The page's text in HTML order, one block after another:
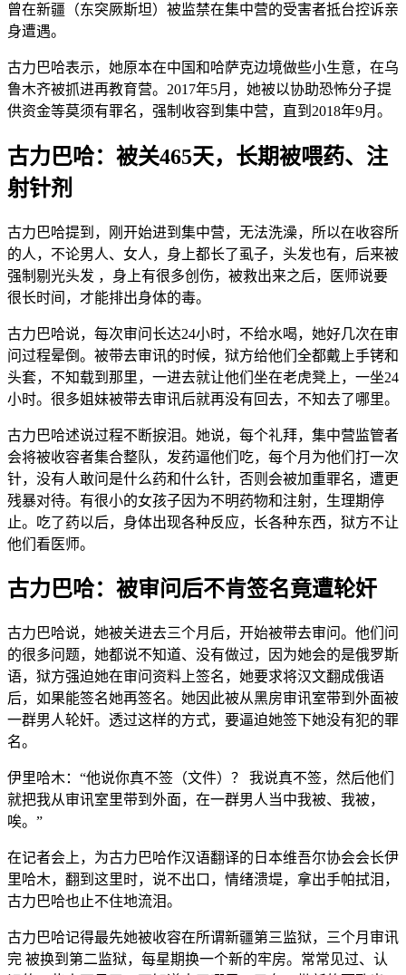
曾在新疆（东突厥斯坦）被监禁在集中营的受害者抵台控诉亲
身遭遇。
古力巴哈表示，她原本在中国和哈萨克边境做些小生意，在乌
鲁木齐被抓进再教育营。2017年5月，她被以协助恐怖分子提
供资金等莫须有罪名，强制收容到集中营，直到2018年9月。
古力巴哈：被关465天，长期被喂药、注
射针剂
古力巴哈提到，刚开始进到集中营，无法洗澡，所以在收容所
的人，不论男人、女人，身上都长了虱子，头发也有，后来被
强制剔光头发 ，身上有很多创伤，被救出来之后，医师说要
很长时间，才能排出身体的毒。
古力巴哈说，每次审问长达24小时，不给水喝，她好几次在审
问过程晕倒。被带去审讯的时候，狱方给他们全都戴上手铐和
头套，不知载到那里，一进去就让他们坐在老虎凳上，一坐24
小时。很多姐妹被带去审讯后就再没有回去，不知去了哪里。
古力巴哈述说过程不断捩泪。她说，每个礼拜，集中营监管者
会将被收容者集合整队，发药逼他们吃，每个月为他们打一次
针，没有人敢问是什么药和什么针，否则会被加重罪名，遭更
残暴对待。有很小的女孩子因为不明药物和注射，生理期停
止。吃了药以后，身体出现各种反应，长各种东西，狱方不让
他们看医师。
古力巴哈：被审问后不肯签名竟遭轮奸
古力巴哈说，她被关进去三个月后，开始被带去审问。他们问
的很多问题，她都说不知道、没有做过，因为她会的是俄罗斯
语，狱方强迫她在审问资料上签名，她要求将汉文翻成俄语
后，如果能签名她再签名。她因此被从黑房审讯室带到外面被
一群男人轮奸。透过这样的方式，要逼迫她签下她没有犯的罪
名。
伊里哈木：“他说你真不签（文件）？ 我说真不签，然后他们
就把我从审讯室里带到外面，在一群男人当中我被、我被，
唉。”
在记者会上，为古力巴哈作汉语翻译的日本维吾尔协会会长伊
里哈木，翻到这里时，说不出口，情绪溃堤，拿出手帕拭泪，
古力巴哈也止不住地流泪。
古力巴哈记得最先她被收容在所谓新疆第三监狱，三个月审讯
完 被换到第二监狱，每星期换一个新的牢房。常常见过、认